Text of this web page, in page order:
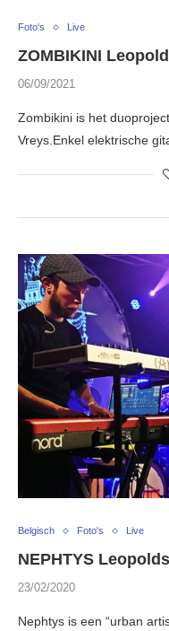
Foto's Live
ZOMBIKINI
06/09/2021
Zombikini is het
Vreys.Enkel elektrische
Belgisch Foto's Live
NEPHTYS
23/02/2020
Nephtys is een “urban